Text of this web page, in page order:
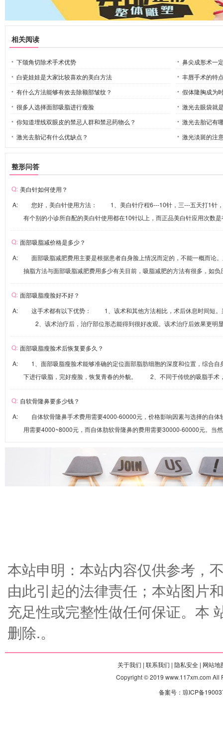
相关阅读
下颌角切除术手术优势
鼻尖成形术一
白瓷娃娃是大家比较喜欢的美白方法
丰唇手术的特
有什么方法能够有效去除额部皱纹？
假体隆胸成为
很多人选择面部吸脂进行瘦脸
激光去眼袋就
你知道埋线双眼皮的禁忌人群和禁忌药物么？
激光去胎记有
激光去胎记有什么优缺点？
激光淡斑的注
整形问答
美白针如何使用？
A: 您好，美白针使用方法： 1、美白针疗程6---10针，三---五天打1针，
有个别的小诊所自配的美白针使用都在10针以上，而正品美白针应用次数是
面部吸脂减价格是多少？
A: 面部吸脂减肥费用主要是根据患者自身脸上情况而定的，不能一概而
抽脂方法与面部吸脂减肥费用多少有关目前，吸脂减肥的方法有很多，如负
面部吸脂瘦脸好不好？
A: 这手术都有以下优势： 1、该术和其他方法相比，术后休息时间短。
2、该术治疗后，治疗部位形态能得到很好改观。该术治疗后效果更明
面部吸脂瘦脸术后恢复要多久？
A: 1、面部吸脂瘦脸术能够准确的定位面部脂肪细胞的深度和位置，综合自
下进行吸脂，完好瘦脸，恢复青春的外貌。 2、不同于传统的吸脂手术
自软骨隆鼻要多少钱？
A: 自体软骨隆鼻手术费用需要4000-60000元，价格影响因素与选择的自体
用需要4000~8000元，而自体肋软骨隆鼻的费用需要30000-60000元。当
本站申明：本站内容仅供参考，
由此引起的法律责任；本站图片
充足性或完整性做任何保证。本
删除.。
关于我们 | 联系我们 | 隐私安全 | 网站地
Copyright © 2019 www.117xm.com All
备案号：琼ICP备